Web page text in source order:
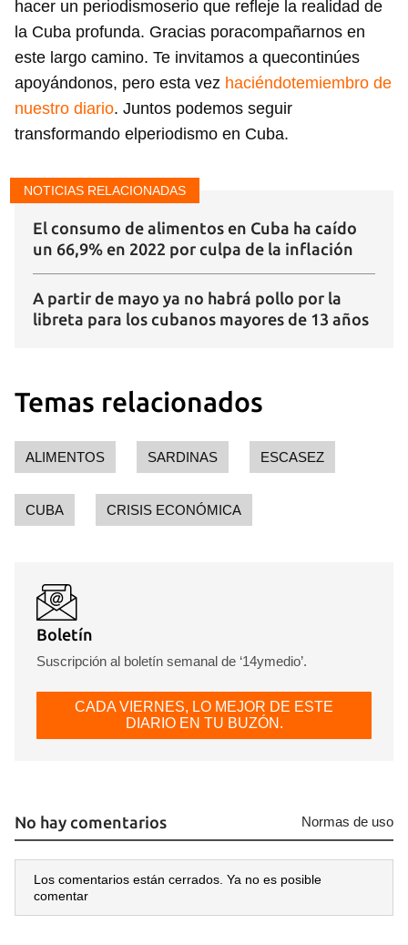
INICIAR SESIÓN CANCELAR
hacer un periodismoserio que refleje la realidad de
la Cuba profunda. Gracias poracompañarnos en
este largo camino. Te invitamos a quecontinúes
apoyándonos, pero esta vez haciéndotemiembro de
nuestro diario. Juntos podemos seguir
transformando elperiodismo en Cuba.
NOTICIAS RELACIONADAS
El consumo de alimentos en Cuba ha caído
un 66,9% en 2022 por culpa de la inflación
A partir de mayo ya no habrá pollo por la
libreta para los cubanos mayores de 13 años
Temas relacionados
ALIMENTOS SARDINAS ESCASEZ
CUBA CRISIS ECONÓMICA
Boletín
Suscripción al boletín semanal de ‘14ymedio’.
CADA VIERNES, LO MEJOR DE ESTE
DIARIO EN TU BUZÓN.
No hay comentarios Normas de uso
Los comentarios están cerrados. Ya no es posible
comentar